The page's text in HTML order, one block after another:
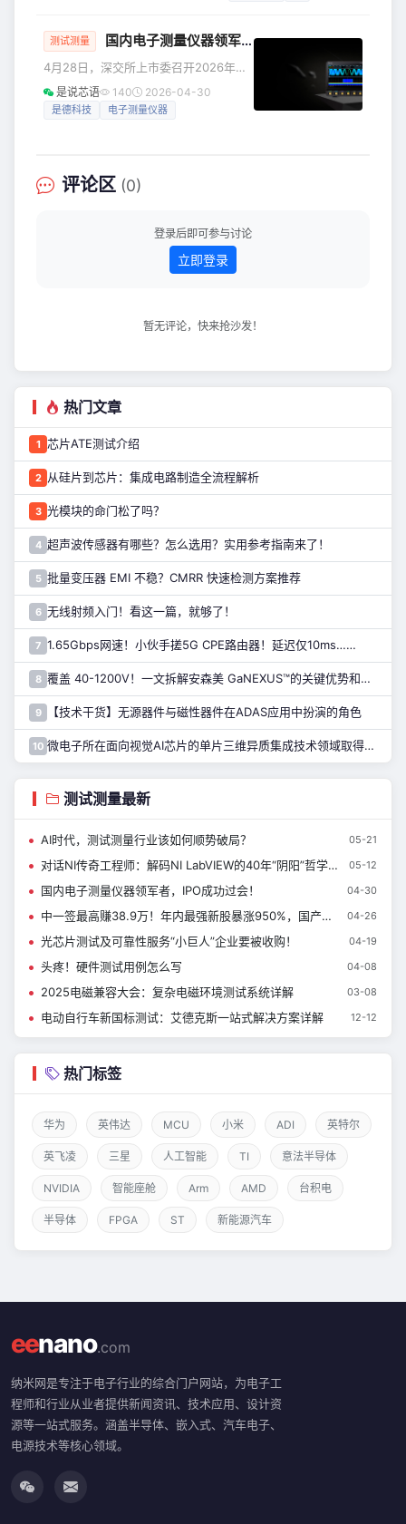
理办法》规定的重大资产重组标准，且
交易前后公司实
LabVIEW却始终稳居测试测量、工业测控与科研验证领域的核
“其生命力，在于不盲从迭代，而是深耕行业本质
测试测量 国内电子测量仪器领军者，IPO成功过会！
4月28日，深交所上市委召开2026年第
19次审议会议，中电科思仪科技股份有
限公司（简称“思仪科技”）创业板IPO申
将为我国国产电子测量仪器产业高质量
进阶、核心装备自主化发展注入核心动
篇章。 作为我国电子测量仪器领域名副
其实的行业国家队，思仪科技底蕴深
是说芯语 140 2026-04-30
是德科技 电子测量仪器
评论区 (0)
登录后即可参与讨论
立即登录
暂无评论，快来抢沙发！
热门文章
1 芯片ATE测试介绍
2 从硅片到芯片：集成电路制造全流程解析
3 光模块的命门松了吗？
4 超声波传感器有哪些？怎么选用？实用参考指南来了！
5 批量变压器 EMI 不稳？CMRR 快速检测方案推荐
6 无线射频入门！看这一篇，就够了！
7 1.65Gbps网速！小伙手搓5G CPE路由器！延迟仅10ms……
8 覆盖 40-1200V！一文拆解安森美 GaNEXUS™的关键优势和应用
9 【技术干货】无源器件与磁性器件在ADAS应用中扮演的角色
10 微电子所在面向视觉AI芯片的单片三维异质集成技术领域取得进展
测试测量最新
AI时代，测试测量行业该如何顺势破局？ 05-21
对话NI传奇工程师：解码NI LabVIEW的40年“阴阳”哲学与AI破局之道 05-12
国内电子测量仪器领军者，IPO成功过会！ 04-30
中一签最高赚38.9万！年内最强新股暴涨950%，国产测试设备龙头引爆市场！ 04-26
光芯片测试及可靠性服务“小巨人”企业要被收购！ 04-19
头疼！硬件测试用例怎么写 04-08
2025电磁兼容大会：复杂电磁环境测试系统详解 03-08
电动自行车新国标测试：艾德克斯一站式解决方案详解 12-12
热门标签
华为 英伟达 MCU 小米 ADI 英特尔
英飞凌 三星 人工智能 TI 意法半导体
NVIDIA 智能座舱 Arm AMD 台积电
半导体 FPGA ST 新能源汽车
eenano.com
纳米网是专注于电子行业的综合门户网站，为电子工
程师和行业从业者提供新闻资讯、技术应用、设计资
源等一站式服务。涵盖半导体、嵌入式、汽车电子、
电源技术等核心领域。